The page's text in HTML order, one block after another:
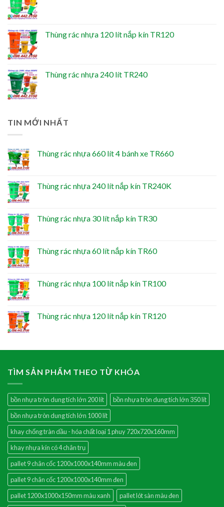
Thùng rác nhựa 120 lít nắp kín TR120
Thùng rác nhựa 240 lít TR240
TIN MỚI NHẤT
Thùng rác nhựa 660 lít 4 bánh xe TR660
Thùng rác nhựa 240 lít nắp kín TR240K
Thùng rác nhựa 30 lít nắp kín TR30
Thùng rác nhựa 60 lít nắp kín TR60
Thùng rác nhựa 100 lít nắp kín TR100
Thùng rác nhựa 120 lít nắp kín TR120
TÌM SẢN PHẨM THEO TỪ KHÓA
bồn nhựa tròn dung tích lớn 200 lít
bồn nhựa tròn dung tích lớn 350 lít
bồn nhựa tròn dung tích lớn 1000 lít
khay chống tràn dầu - hóa chất loại 1 phuy 720x720x160mm
khay nhựa kín có 4 chân trụ
pallet 9 chân cốc 1200x1000x140mm màu đen
pallet 9 chân cốc 1200x1000x140mm đen
pallet 1200x1000x150mm màu xanh
pallet lót sàn màu đen